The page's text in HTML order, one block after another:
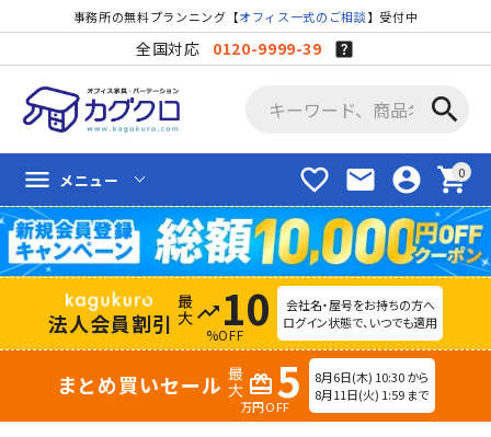
事務所の無料プランニング【オフィス一式のご相談】受付中
全国対応 0120-9999-39
search
favorite_border mail account_circle shopping_cart
menu メニュー
法人会員割引 trending_up 10
%OFF
会社名・屋号をお持ちの方へ
ログイン状態で、いつでも適用
まとめ買いセール redeem 5
万円OFF
8月6日(木) 10:30 から
8月11日(火) 1:59 まで